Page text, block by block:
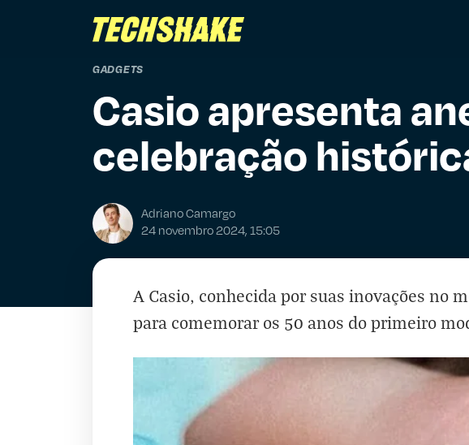
GADGETS
Casio apresenta
celebração
Adriano Camargo
24 novembro 2024, 15:05
A Casio, conhecida por suas inovações no
para comemorar os 50 anos do primeiro